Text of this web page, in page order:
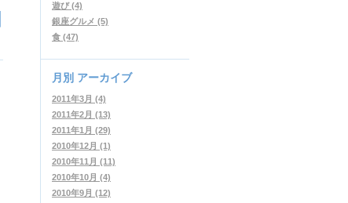
遊び (4)
銀座グルメ (5)
食 (47)
月別 アーカイブ
2011年3月 (4)
2011年2月 (13)
2011年1月 (29)
2010年12月 (1)
2010年11月 (11)
2010年10月 (4)
2010年9月 (12)